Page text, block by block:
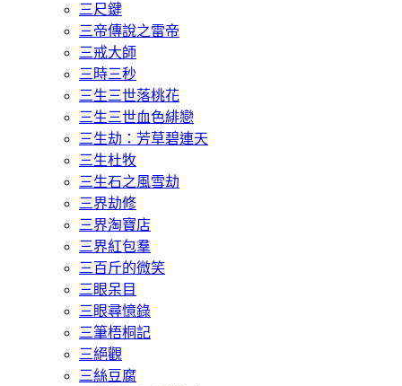
三尺鍵
三帝傳說之雷帝
三戒大師
三時三秒
三生三世落桃花
三生三世血色緋戀
三生劫：芳草碧連天
三生杜牧
三生石之風雪劫
三界劫修
三界淘寶店
三界紅包羣
三百斤的微笑
三眼呆目
三眼尋憶錄
三筆梧桐記
三絕觀
三絲豆腐